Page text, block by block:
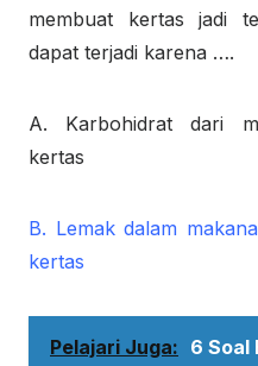
membuat kertas jadi
dapat terjadi karena ….
A. Karbohidrat dari
kertas
B. Lemak dalam
kertas
Pelajari Juga: 6 Soal